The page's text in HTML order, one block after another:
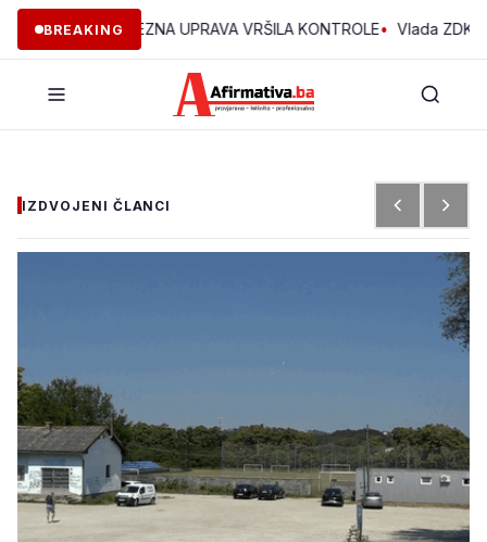
BREAKING
JE POREZNA UPRAVA VRŠILA KONTROLE• Vlada ZDK
IZDVOJENI ČLANCI